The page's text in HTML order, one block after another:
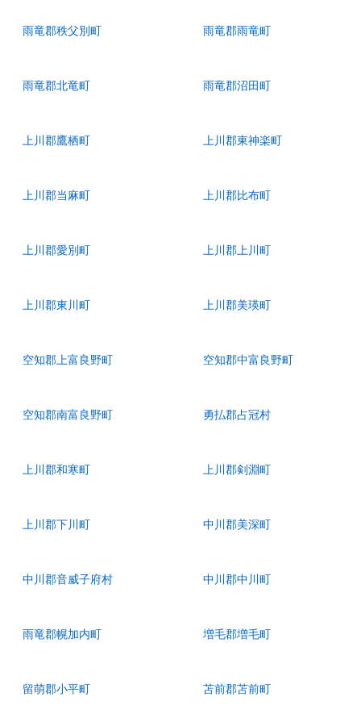
雨竜郡秩父別町 雨竜郡雨竜町
雨竜郡北竜町 雨竜郡沼田町
上川郡鷹栖町 上川郡東神楽町
上川郡当麻町 上川郡比布町
上川郡愛別町 上川郡上川町
上川郡東川町 上川郡美瑛町
空知郡上富良野町 空知郡中富良野町
空知郡南富良野町 勇払郡占冠村
上川郡和寒町 上川郡剣淵町
上川郡下川町 中川郡美深町
中川郡音威子府村 中川郡中川町
雨竜郡幌加内町 増毛郡増毛町
留萌郡小平町 苫前郡苫前町